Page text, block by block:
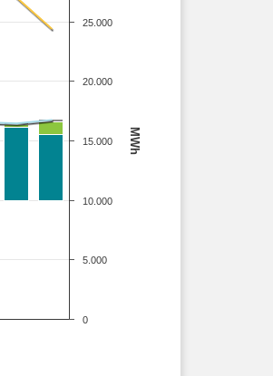
MWh
0
5.000
10.000
15.000
20.000
25.000